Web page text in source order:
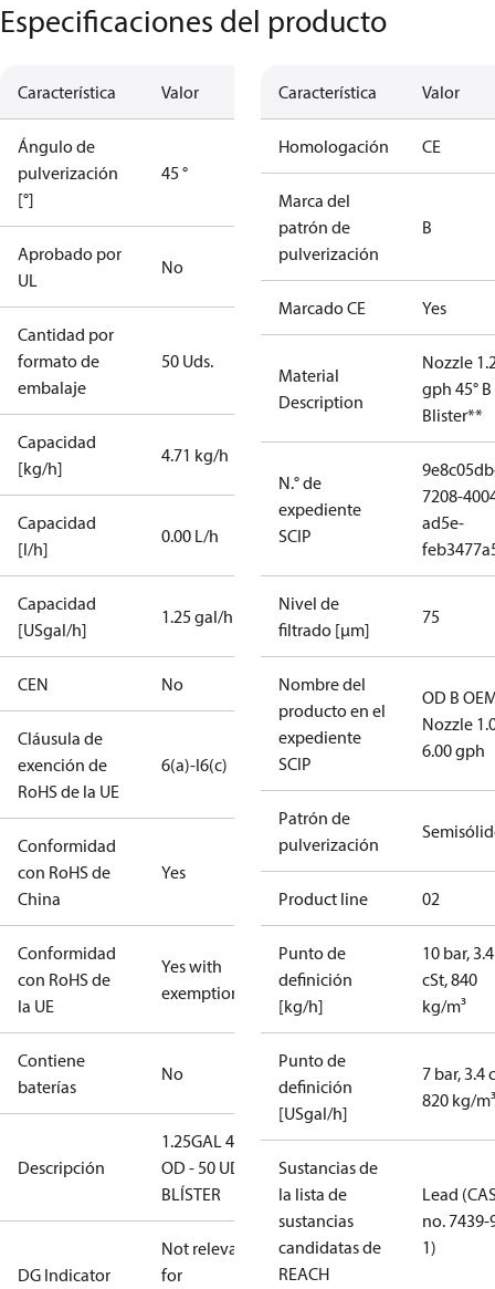
Especificaciones del producto
Característica Valor
Ángulo de
pulverización
[°]
45 °
Aprobado por
UL
No
Cantidad por
formato de
embalaje
50 Uds.
Capacidad
[kg/h]
4.71 kg/h
Capacidad
[l/h]
0.00 L/h
Capacidad
[USgal/h]
1.25 gal/h
CEN No
Cláusula de
exención de
RoHS de la UE
6(a)-I6(c)
Conformidad
con RoHS de
China
Yes
Conformidad
con RoHS de
la UE
Yes with
exemptions
Contiene
baterías
No
Descripción
1.25GAL 45B
OD - 50 UDS.
BLÍSTER
DG Indicator
Not relevant
for
Característica Valor
Homologación CE
Marca del
patrón de
pulverización
B
Marcado CE Yes
Material
Description
Nozzle
gph 45°
Blister**
N.° de
expediente
SCIP
7208-
ad5e-
Nivel de
filtrado [µm]
75
Nombre del
producto en el
expediente
SCIP
OD B
Nozzle
6.00 gph
Patrón de
pulverización
Product line 02
Punto de
definición
[kg/h]
10 bar, 3.4
cSt, 840
kg/m³
Punto de
definición
[USgal/h]
7 bar, 3.4
820 kg/m³
Sustancias de
la lista de
sustancias
candidatas de
REACH
Lead
no. 7439-
1)